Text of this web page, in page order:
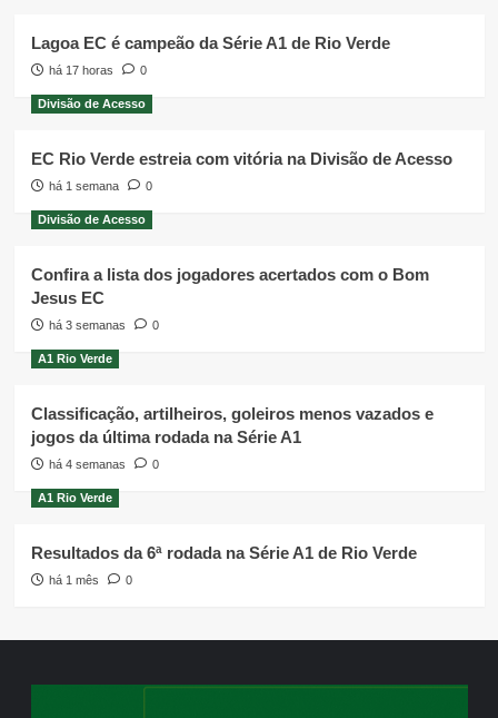
Lagoa EC é campeão da Série A1 de Rio Verde
há 17 horas 0
Divisão de Acesso
EC Rio Verde estreia com vitória na Divisão de Acesso
há 1 semana 0
Divisão de Acesso
Confira a lista dos jogadores acertados com o Bom
Jesus EC
há 3 semanas 0
A1 Rio Verde
Classificação, artilheiros, goleiros menos vazados e
jogos da última rodada na Série A1
há 4 semanas 0
A1 Rio Verde
Resultados da 6ª rodada na Série A1 de Rio Verde
há 1 mês 0